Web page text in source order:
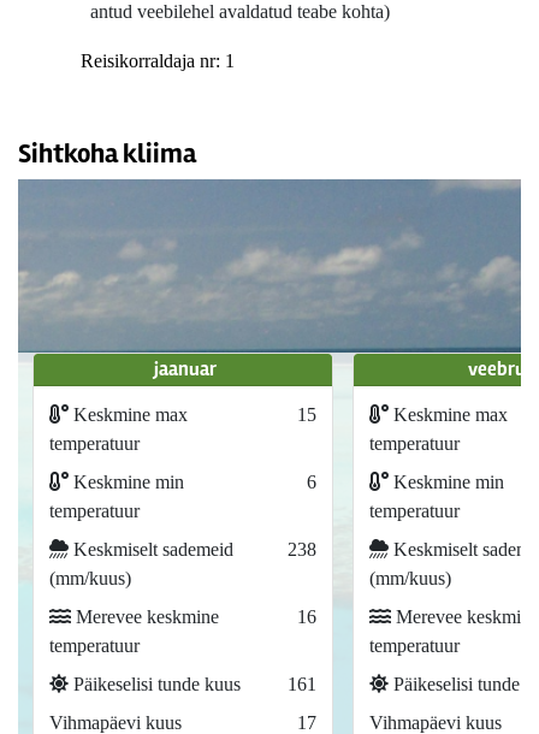
antud veebilehel avaldatud teabe kohta)
Reisikorraldaja nr: 1
Sihtkoha kliima
jaanuar
Keskmine max
temperatuur
15
Keskmine min
temperatuur
6
Keskmiselt sademeid
(mm/kuus)
238
Merevee keskmine
temperatuur
16
Päikeselisi tunde kuus
161
Vihmapäevi kuus
17
Keskmine max
temperatuur
Keskmine min
temperatuur
Keskmiselt
(mm/kuus)
Merevee keskmine
temperatuur
Päikeselisi tunde
Vihmapäevi kuus